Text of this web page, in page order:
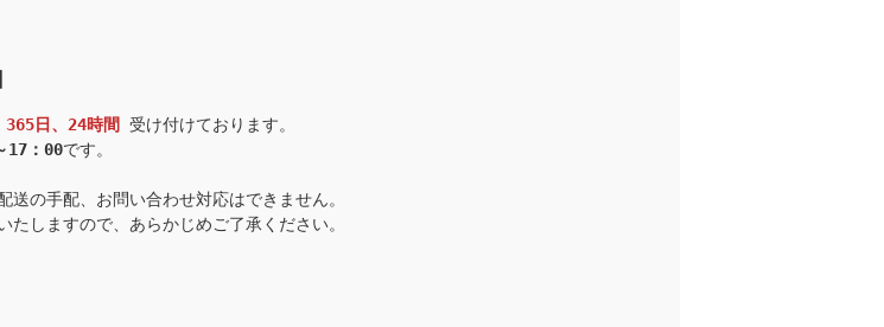
365日、24時間
受け付けております。
17：00です。
の手配、お問い合わせ対応はできません。
たしますので、あらかじめご了承ください。